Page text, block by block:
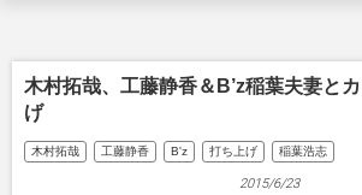
木村拓哉、工藤静香＆B’z稲葉夫妻と
げ
木村拓哉 工藤静香 B'z 打ち上げ 稲葉浩志
2015/6/23